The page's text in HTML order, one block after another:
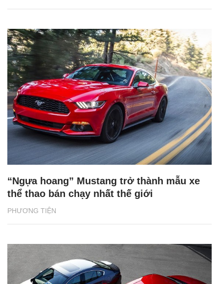
PHƯƠNG TIỆN
“Ngựa hoang” Mustang trở thành mẫu xe
thể thao bán chạy nhất thế giới